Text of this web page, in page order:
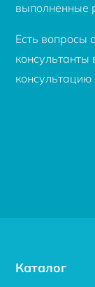
выполненные
Есть вопросы
консультанты
консультацию
Каталог